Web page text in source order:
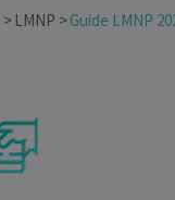
LMNP Guide LMNP